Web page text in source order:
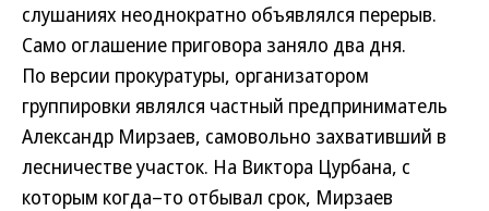
слушаниях неоднократно объявлялся перерыв.
Само оглашение приговора заняло два дня.
По версии прокуратуры, организатором
группировки являлся частный предприниматель
Александр Мирзаев, самовольно захвативший в
лесничестве участок. На Виктора Цурбана, с
которым когда–то отбывал срок, Мирзаев